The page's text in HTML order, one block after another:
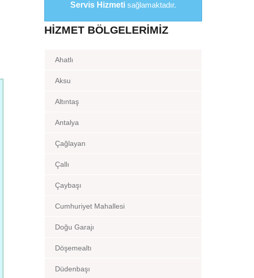
Servis Hizmeti sağlamaktadır.
HIZMET BÖLGELERIMIZ
Ahatlı
Aksu
Altıntaş
Antalya
Çağlayan
Çallı
Çaybaşı
Cumhuriyet Mahallesi
Doğu Garajı
Döşemealtı
Düdenbaşı